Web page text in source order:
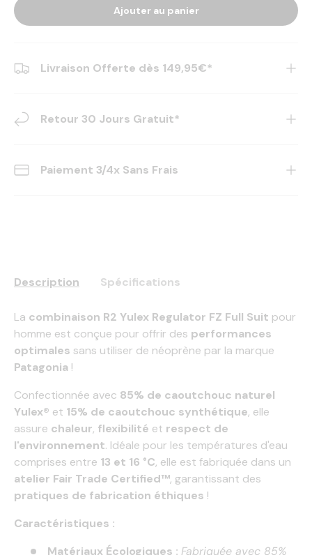
Ajouter au panier
Livraison Offerte dès 149,95€*
Retour 30 Jours Gratuit*
Paiement 3/4x Sans Frais
Description Spécifications
La combinaison R2 Yulex Regulator FZ Full Suit pour
homme est conçue pour offrir des performances
optimales sans utiliser de néoprène par la marque
Patagonia !
Confectionnée avec 85% de caoutchouc naturel
Yulex® et 15% de caoutchouc synthétique, elle
assure chaleur, flexibilité et respect de
l'environnement. Idéale pour les températures d'eau
comprises entre 13 et 16 °C, elle est fabriquée dans un
atelier Fair Trade Certified™, garantissant des
pratiques de fabrication éthiques !
Caractéristiques :
Matériaux Écologiques : Fabriquée avec 85%